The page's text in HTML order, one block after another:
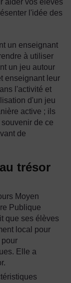
aider vos élèves
l'idée des
un enseignant
à utiliser
un jeu autour
enseignant leur
l'activité et
d'un jeu
active ; ils
de ce
de
trésor
Moyen
Publique
que ses élèves
local pour
Elle a